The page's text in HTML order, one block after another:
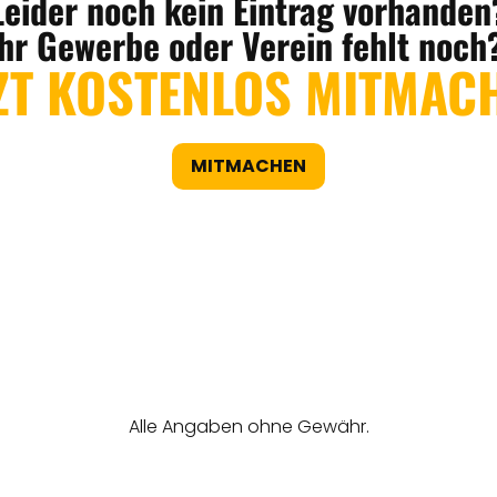
Gewerbe oder Verein fehlt
KOSTENLOS
MITMACHEN